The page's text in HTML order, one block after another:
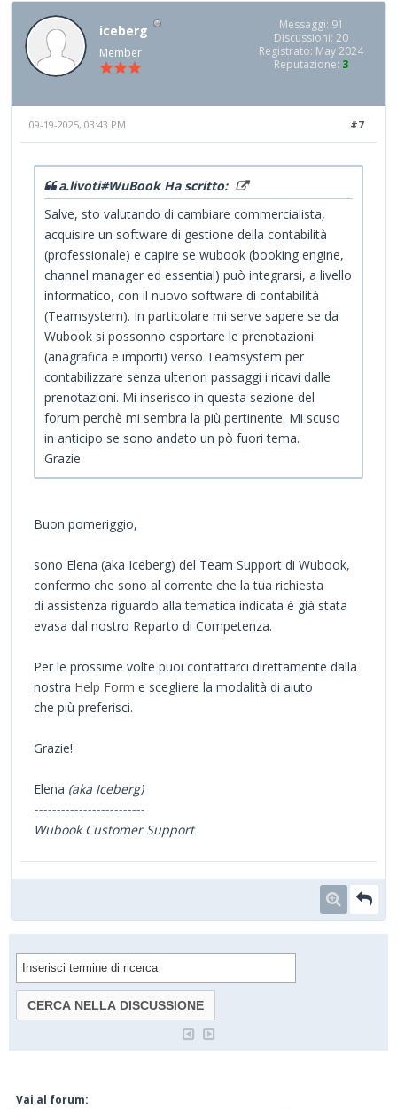
iceberg
Member
Messaggi: 91
Discussioni: 20
Registrato: May 2024
Reputazione: 3
#7
09-19-2025, 03:43 PM
a.livoti#WuBook Ha scritto:
Salve, sto valutando di cambiare commercialista,
acquisire un software di gestione della contabilità
(professionale) e capire se wubook (booking engine,
channel manager ed essential) può integrarsi, a livello
informatico, con il nuovo software di contabilità
(Teamsystem). In particolare mi serve sapere se da
Wubook si possonno esportare le prenotazioni
(anagrafica e importi) verso Teamsystem per
contabilizzare senza ulteriori passaggi i ricavi dalle
prenotazioni. Mi inserisco in questa sezione del
forum perchè mi sembra la più pertinente. Mi scuso
in anticipo se sono andato un pò fuori tema.
Grazie
Buon pomeriggio,
sono Elena (aka Iceberg) del Team Support di Wubook,
confermo che sono al corrente che la tua richiesta
di assistenza riguardo alla tematica indicata è già stata
evasa dal nostro Reparto di Competenza.
Per le prossime volte puoi contattarci direttamente dalla
nostra Help Form e scegliere la modalità di aiuto
che più preferisci.
Grazie!
Elena (aka Iceberg)
-------------------------
Wubook Customer Support
Vai al forum: